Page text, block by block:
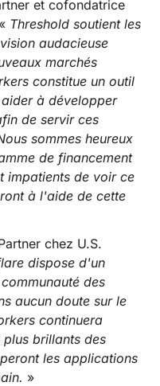
et cofondatrice
Threshold soutient les
audacieuse
marchés
constitue un outil
à développer
de servir ces
sommes heureux
de financement
impatients de voir ce
à l'aide de cette
chez U.S.
dispose d'un
des
aucun doute sur le
continuera
brillants des
les applications
»